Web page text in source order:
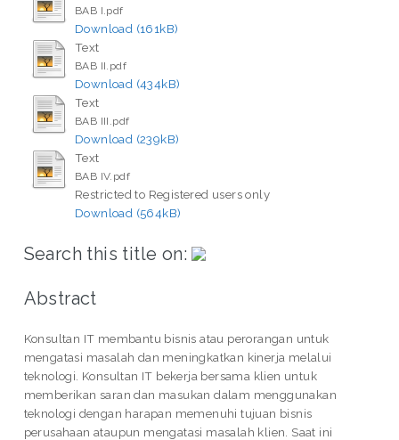
BAB I.pdf
Download (161kB)
Text
BAB II.pdf
Download (434kB)
Text
BAB III.pdf
Download (239kB)
Text
BAB IV.pdf
Restricted to Registered users only
Download (564kB)
Search this title on:
Abstract
Konsultan IT membantu bisnis atau perorangan untuk
mengatasi masalah dan meningkatkan kinerja melalui
teknologi. Konsultan IT bekerja bersama klien untuk
memberikan saran dan masukan dalam menggunakan
teknologi dengan harapan memenuhi tujuan bisnis
perusahaan ataupun mengatasi masalah klien. Saat ini